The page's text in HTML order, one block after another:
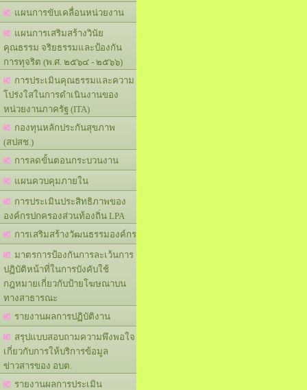
แผนการขับเคลื่อนหน่วยงาน
แผนการเสริมสร้างวินัย
คุณธรรม จริยธรรมและป้องกัน
การทุจริต (พ.ศ. ๒๕๖๔ - ๒๕๖๖)
การประเมินคุณธรรมและความ
โปร่งใสในการดำเนินงานของ
หน่วยงานภาครัฐ (ITA)
กองทุนหลักประกันสุขภาพ
(สปสช.)
การลดขั้นตอนกระบวนงาน
แผนควบคุมภายใน
การประเมินประสิทธิภาพของ
องค์กรปกครองส่วนท้องถิ่น LPA
การเสริมสร้างวัฒนธรรมองค์กร
มาตรการป้องกันการละเว้นการ
ปฏิบัติหน้าที่ในการบังคับใช้
กฎหมายเกี่ยวกับป้ายโฆษณาบน
ทางสาธารณะ
รายงานผลการปฏิบัติงาน
สรุปแบบสอบถามความพึงพอใจ
เกี่ยวกับการให้บริการข้อมูล
ข่าวสารของ อบต.
รายงานผลการประเมิน